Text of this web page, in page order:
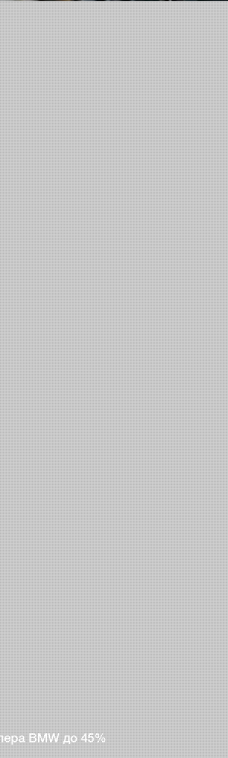
BMW до 45%